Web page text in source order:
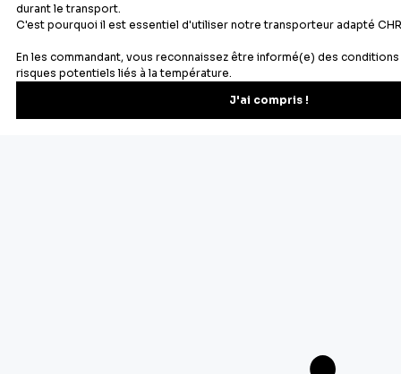
Newsletter
Recevez les recettes, astuces et offres spéciales.